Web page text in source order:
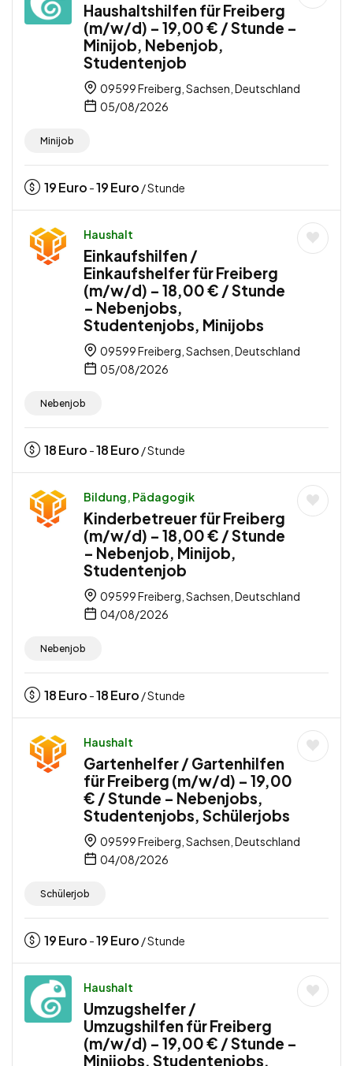
Haushaltshilfen für Freiberg
(m/w/d) – 19,00 € / Stunde –
Minijob, Nebenjob,
Studentenjob
09599 Freiberg, Sachsen, Deutschland
05/08/2026
Minijob
19Euro -19Euro / Stunde
Haushalt
Einkaufshilfen /
Einkaufshelfer für Freiberg
(m/w/d) – 18,00 € / Stunde
– Nebenjobs,
Studentenjobs, Minijobs
09599 Freiberg, Sachsen, Deutschland
05/08/2026
Nebenjob
18Euro -18Euro / Stunde
Bildung, Pädagogik
Kinderbetreuer für Freiberg
(m/w/d) – 18,00 € / Stunde
– Nebenjob, Minijob,
Studentenjob
09599 Freiberg, Sachsen, Deutschland
04/08/2026
Nebenjob
18Euro -18Euro / Stunde
Haushalt
Gartenhelfer / Gartenhilfen
für Freiberg (m/w/d) – 19,00
€ / Stunde – Nebenjobs,
Studentenjobs, Schülerjobs
09599 Freiberg, Sachsen, Deutschland
04/08/2026
Schülerjob
19Euro -19Euro / Stunde
Haushalt
Umzugshelfer /
Umzugshilfen für Freiberg
(m/w/d) – 19,00 € / Stunde –
Minijobs, Studentenjobs,